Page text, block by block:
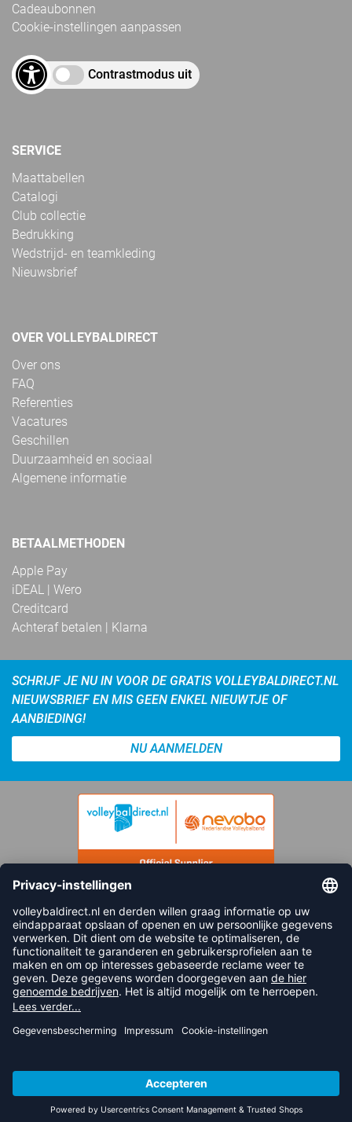
Cadeaubonnen
Cookie-instellingen aanpassen
Contrastmodus uit
SERVICE
Maattabellen
Catalogi
Club collectie
Bedrukking
Wedstrijd- en teamkleding
Nieuwsbrief
OVER VOLLEYBALDIRECT
Over ons
FAQ
Referenties
Vacatures
Geschillen
Duurzaamheid en sociaal
Algemene informatie
BETAALMETHODEN
Apple Pay
iDEAL | Wero
Creditcard
Achteraf betalen | Klarna
SCHRIJF JE NU IN VOOR DE GRATIS VOLLEYBALDIRECT.NL
NIEUWSBRIEF EN MIS GEEN ENKEL NIEUWTJE OF
AANBIEDING!
NU AANMELDEN
FOLLOW US